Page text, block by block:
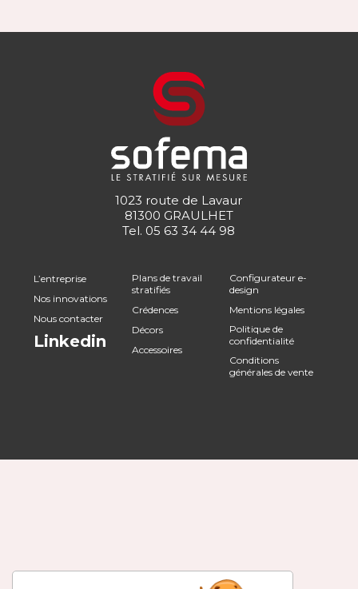
1023 route de Lavaur
81300 GRAULHET
Tel. 05 63 34 44 98
L’entreprise
Nos innovations
Nous contacter
Linkedin
Plans de travail
stratifiés
Crédences
Décors
Accessoires
Configurateur e-
design
Mentions légales
Politique de
confidentialité
Conditions
générales de vente